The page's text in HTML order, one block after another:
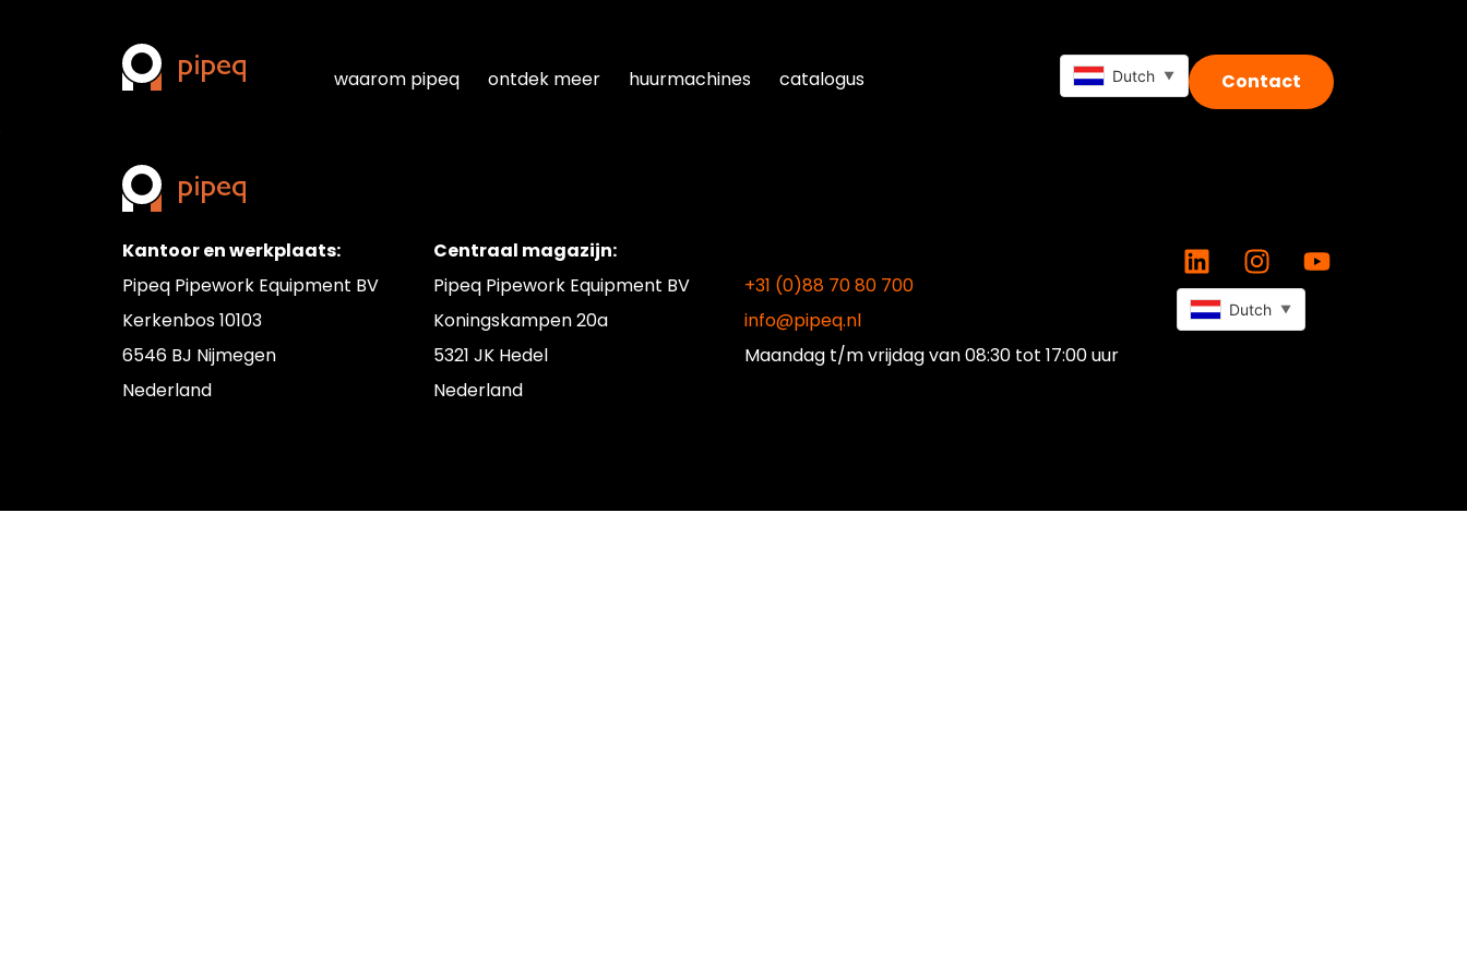
waarom pipeq ontdek meer huurmachines catalogus Contact
Dutch ▼
M-serie toolbits
Kantoor en werkplaats:
Pipeq Pipework Equipment BV
Kerkenbos 10103
6546 BJ Nijmegen
Nederland
Centraal magazijn:
Pipeq Pipework Equipment BV
Koningskampen 20a
5321 JK Hedel
Nederland
+31 (0)88 70 80 700
info@pipeq.nl
Maandag t/m vrijdagvan 08:30 tot 17:00 uur
Dutch ▼